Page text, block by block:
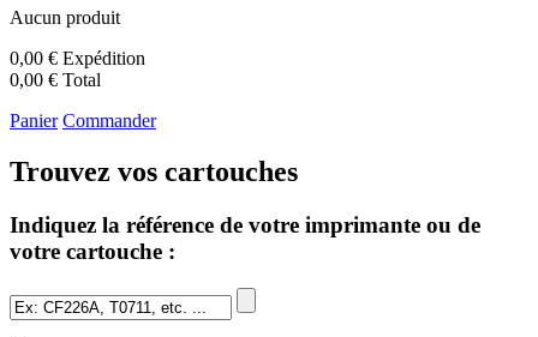
Aucun produit
0,00 € Expédition
0,00 € Total
Panier Commander
Trouvez vos cartouches
Indiquez la référence de votre imprimante ou de
votre cartouche :